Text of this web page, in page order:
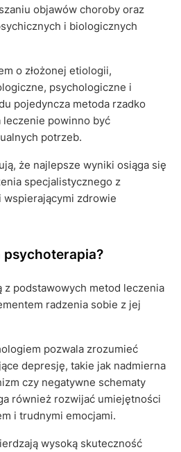
objawów choroby oraz
i biologicznych
o złożonej etiologii,
psychologiczne i
pojedyncza metoda rzadko
leczenie powinno być
potrzeb.
że najlepsze wyniki osiąga się
specjalistycznego z
wspierającymi zdrowie
z podstawowych metod leczenia
radzenia sobie z jej
pozwala zrozumieć
depresję, takie jak nadmierna
czy negatywne schematy
również rozwijać umiejętności
i trudnymi emocjami.
wysoką skuteczność